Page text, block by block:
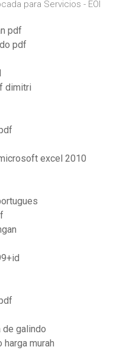
para Servicios - EOI
pdf
pdf
dimitri
excel 2010
galindo
murah